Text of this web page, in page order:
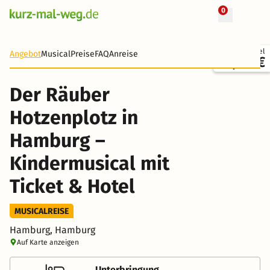
0
Ticket + Hotel
92,00 €
AngebotMusicalPreiseFAQAnreise
Der Räuber
Hotzenplotz in
Hamburg –
Kindermusical mit
Ticket & Hotel
MUSICALREISE
Hamburg, Hamburg
Auf Karte anzeigen